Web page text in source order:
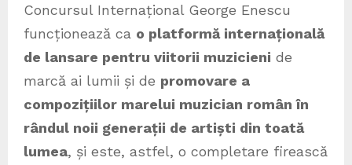
Concursul Internațional George Enescu
funcționează ca o platformă internațională
de lansare pentru viitorii muzicieni de
marcă ai lumii și de promovare a
compozițiilor marelui muzician român în
rândul noii generații de artiști din toată
lumea, și este, astfel, o completare firească